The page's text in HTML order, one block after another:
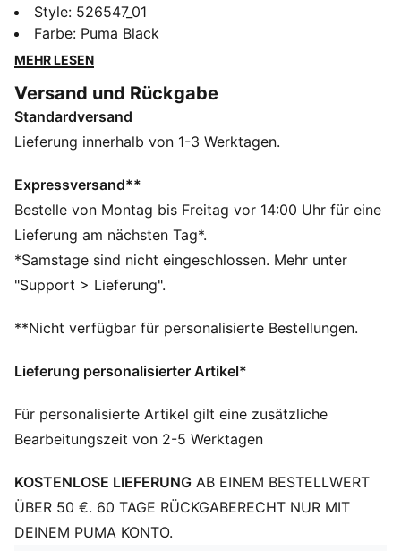
Trainingsshorts. Mit elastischem Bund mit
verstellbarem Frontverschluss, dryCELL Technologie
für trockenen Komfort und Seitentaschen für deine
Moves.
FEATURES + VORTEILE
Aus 100 % recyceltem Material, Besatz und Deko sind
dryCELL: Performance-Technologie, die Feuchtigkeit
vom Körper ableitet und dafür sorgt, dass du beim
Training schweißfrei bleibst
DETAILS
Regular Fit
Twill
Mittlere Bundhöhe
PUMA Teenager: Empfohlen für ältere Kinder und
100% Polyester recycelt
Style: 526547_01
Farbe: Puma Black
MEHR LESEN
Versand und Rückgabe
Standardversand
Lieferung innerhalb von 1-3 Werktagen.
Expressversand**
Bestelle von Montag bis Freitag vor 14:00 Uhr für eine
Lieferung am nächsten Tag*.
*Samstage sind nicht eingeschlossen. Mehr unter
"Support > Lieferung".
**Nicht verfügbar für personalisierte Bestellungen.
Lieferung personalisierter Artikel*
Für personalisierte Artikel gilt eine zusätzliche
Bearbeitungszeit von 2-5 Werktagen
KOSTENLOSE LIEFERUNG AB EINEM BESTELLWERT
ÜBER 50 €. 60 TAGE RÜCKGABERECHT NUR MIT
DEINEM PUMA KONTO.